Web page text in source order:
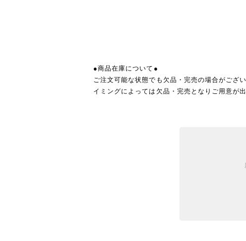
●商品在庫について●
ご注文可能な状態でも欠品・完売の場合がござ
イミングによっては欠品・完売となりご用意が